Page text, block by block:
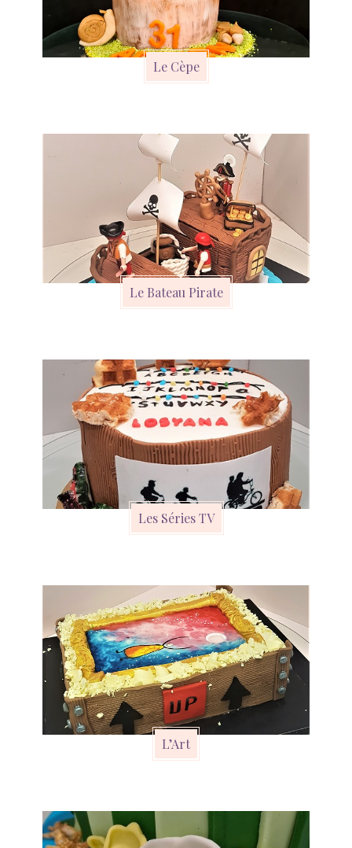
Le Cèpe
Le Bateau Pirate
Les Séries TV
L’Art